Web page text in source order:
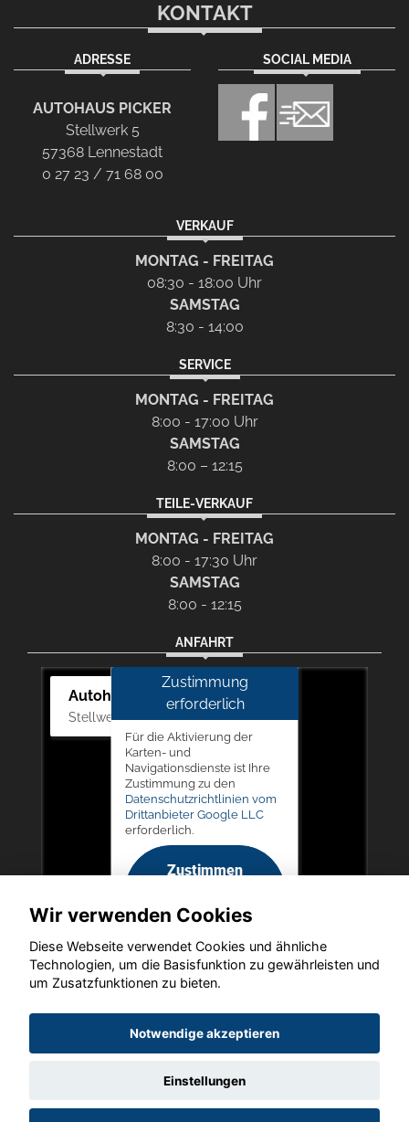
KONTAKT
ADRESSE
AUTOHAUS PICKER
Stellwerk 5
57368 Lennestadt
0 27 23 / 71 68 00
SOCIAL MEDIA
VERKAUF
MONTAG - FREITAG
08:30 - 18:00 Uhr
SAMSTAG
8:30 - 14:00
SERVICE
MONTAG - FREITAG
8:00 - 17:00 Uhr
SAMSTAG
8:00 – 12:15
TEILE-VERKAUF
MONTAG - FREITAG
8:00 - 17:30 Uhr
SAMSTAG
8:00 - 12:15
ANFAHRT
Autohaus Picker
Stellwerk 5, 57368 Lennestadt
Zustimmung
erforderlich
Für die Aktivierung der
Karten- und
Navigationsdienste ist Ihre
Zustimmung zu den
Datenschutzrichtlinien vom
Drittanbieter Google LLC
erforderlich.
Zustimmen
aktivieren
Copyright © 2026. Autohaus Picker
Wir verwenden Cookies
Diese Webseite verwendet Cookies und ähnliche
Technologien, um die Basisfunktion zu gewährleisten und
um Zusatzfunktionen zu bieten.
Notwendige akzeptieren
Einstellungen